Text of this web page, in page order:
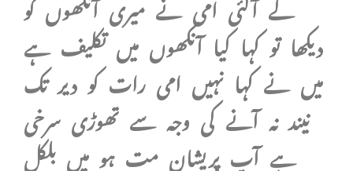
دیکھا تو کہا کیا آنکھوں میں تکلیف ہے
میں نے کہا نہیں امی رات کو دیر تک
نیند نہ آنے کی وجہ سے تھوڑی سرخی
ہے آپ پریشان مت ہو میں بلکل